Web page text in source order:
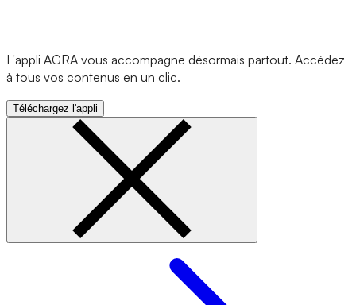
L'appli AGRA vous accompagne désormais partout. Accédez
à tous vos contenus en un clic.
Téléchargez l'appli